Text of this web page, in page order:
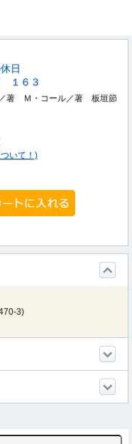
日
１６３
／著 Ｍ・コール／著 板垣節
いて！)
3)